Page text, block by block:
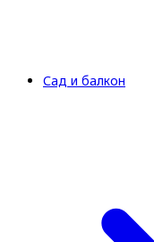
Сад и балкон